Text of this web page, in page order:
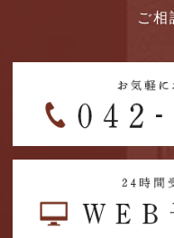
ご相